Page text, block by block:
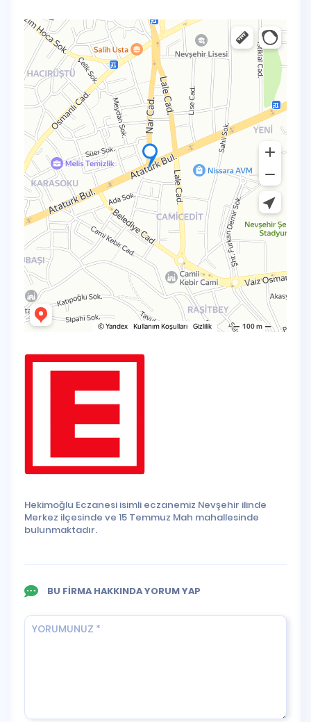
Hekimoğlu Eczanesi isimli eczanemiz Nevşehir ilinde
Merkez ilçesinde ve 15 Temmuz Mah mahallesinde
bulunmaktadır.
BU FİRMA HAKKINDA YORUM YAP